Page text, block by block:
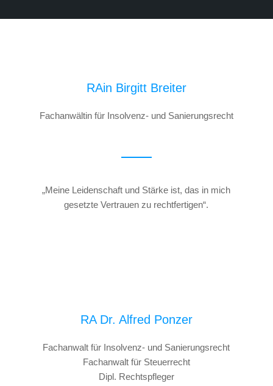
RAin Birgitt Breiter
Fachanwältin für Insolvenz- und Sanierungsrecht
„Meine Leidenschaft und Stärke ist, das in mich
gesetzte Vertrauen zu rechtfertigen“.
RA Dr. Alfred Ponzer
Fachanwalt für Insolvenz- und Sanierungsrecht
Fachanwalt für Steuerrecht
Dipl. Rechtspfleger